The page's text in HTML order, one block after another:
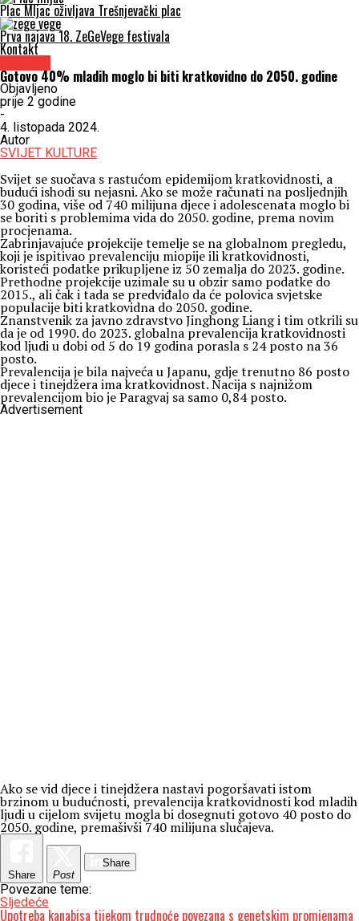
Plac Mljac oživljava Trešnjevački plac
Prva najava 18. ZeGeVege festivala
Kontakt
Gotovo 40% mladih moglo bi biti kratkovidno do 2050. godine
Objavljeno
prije 2 godine
-
4. listopada 2024.
Autor
SVIJET KULTURE
Svijet se suočava s rastućom epidemijom kratkovidnosti, a
budući ishodi su nejasni. Ako se može računati na posljednjih
30 godina, više od 740 milijuna djece i adolescenata moglo bi
se boriti s problemima vida do 2050. godine, prema novim
procjenama.
Zabrinjavajuće projekcije temelje se na globalnom pregledu,
koji je ispitivao prevalenciju miopije ili kratkovidnosti,
koristeći podatke prikupljene iz 50 zemalja do 2023. godine.
Prethodne projekcije uzimale su u obzir samo podatke do
2015., ali čak i tada se predviđalo da će polovica svjetske
populacije biti kratkovidna do 2050. godine.
Znanstvenik za javno zdravstvo Jinghong Liang i tim otkrili su
da je od 1990. do 2023. globalna prevalencija kratkovidnosti
kod ljudi u dobi od 5 do 19 godina porasla s 24 posto na 36
posto.
Prevalencija je bila najveća u Japanu, gdje trenutno 86 posto
djece i tinejdžera ima kratkovidnost. Nacija s najnižom
prevalencijom bio je Paragvaj sa samo 0,84 posto.
Advertisement
Ako se vid djece i tinejdžera nastavi pogoršavati istom
brzinom u budućnosti, prevalencija kratkovidnosti kod mladih
ljudi u cijelom svijetu mogla bi dosegnuti gotovo 40 posto do
2050. godine, premašivši 740 milijuna slučajeva.
Share Post
Share
Povezane teme:
Sljedeće
Upotreba kanabisa tijekom trudnoće povezana s genetskim promjenama